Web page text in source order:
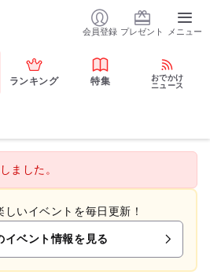
会員登録 プレゼント メニュー
ランキング 特集
おでかけ
ニュース
ました。
しいイベントを毎日更新！
イベント情報を見る